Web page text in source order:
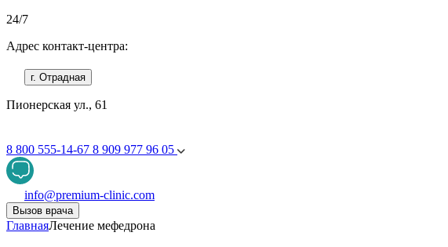
24/7
Адрес контакт-центра:
г. Отрадная
Пионерская ул., 61
8 800 555-14-67 8 909 977 96 05
info@premium-clinic.com
Вызов врача
ГлавнаяЛечение мефедрона